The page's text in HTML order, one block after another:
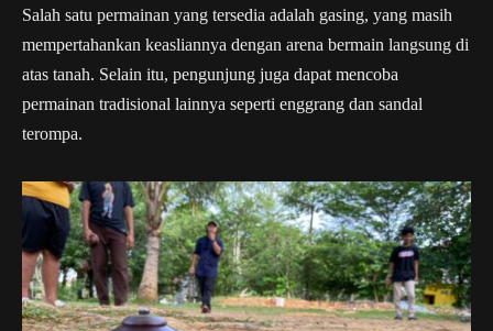
Salah satu permainan yang tersedia adalah gasing, yang masih
mempertahankan keasliannya dengan arena bermain langsung di
atas tanah. Selain itu, pengunjung juga dapat mencoba
permainan tradisional lainnya seperti enggrang dan sandal
terompa.